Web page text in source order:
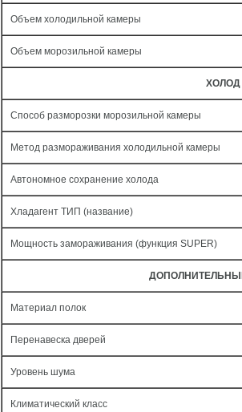
Объем холодильной камеры
Объем морозильной камеры
ХОЛОД
Способ разморозки морозильной камеры
Метод размораживания холодильной камеры
Автономное сохранение холода
Хладагент ТИП (название)
Мощность замораживания (функция SUPER)
Материал полок
Перенавеска дверей
Уровень шума
Климатический класс